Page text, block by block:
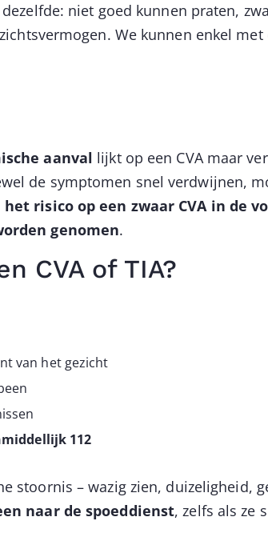
niet goed kunnen praten,
We kunnen enkel met
aanval lijkt op een CVA maar
de symptomen snel verdwijnen,
het risico op een zwaar CVA in de
genomen.
CVA of TIA?
van het gezicht
112
stoornis – wazig zien, duizeligheid,
naar de spoeddienst, zelfs als ze